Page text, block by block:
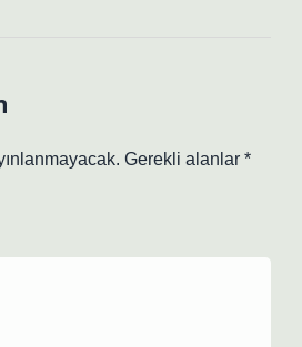
Gerekli alanlar *